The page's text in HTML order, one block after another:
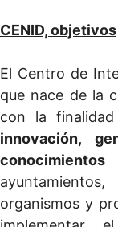
CENID, objetivos
El Centro de
que nace de la
con la
innovación,
organismos y